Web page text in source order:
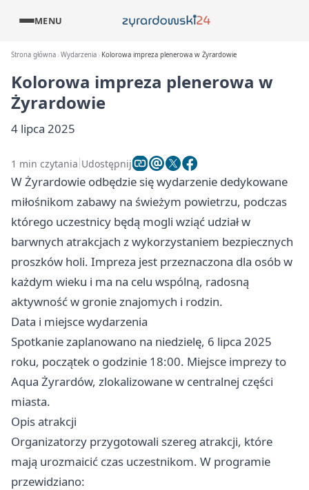
MENU
Strona główna Wydarzenia Kolorowa impreza plenerowa w Żyrardowie
Kolorowa impreza plenerowa w
Żyrardowie
4 lipca 2025
1 min czytania Udostępnij
W Żyrardowie odbędzie się wydarzenie dedykowane
miłośnikom zabawy na świeżym powietrzu, podczas
którego uczestnicy będą mogli wziąć udział w
barwnych atrakcjach z wykorzystaniem bezpiecznych
proszków holi. Impreza jest przeznaczona dla osób w
każdym wieku i ma na celu wspólną, radosną
aktywność w gronie znajomych i rodzin.
Data i miejsce wydarzenia
Spotkanie zaplanowano na niedzielę, 6 lipca 2025
roku, początek o godzinie 18:00. Miejsce imprezy to
Aqua Żyrardów, zlokalizowane w centralnej części
miasta.
Opis atrakcji
Organizatorzy przygotowali szereg atrakcji, które
mają urozmaicić czas uczestnikom. W programie
przewidziano: